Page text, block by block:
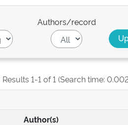
Authors/record
Results 1-1 of 1 (Search time:
Author(s)